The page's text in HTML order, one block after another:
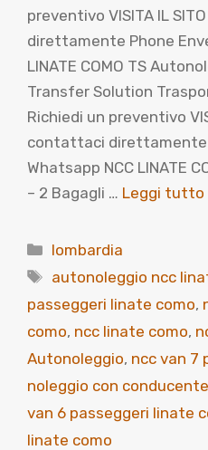
preventivo VISITA IL
direttamente Phone
LINATE COMO TS
Transfer Solution
Richiedi un preventivo
contattaci direttamente
Whatsapp NCC LINATE
– 2 Bagagli … Leggi tutto
Categorie
lombardia
Tag
autonoleggio ncc
passeggeri linate como,
como, ncc linate como,
Autonoleggio, ncc van 7
noleggio con
van 6 passeggeri linate
linate como